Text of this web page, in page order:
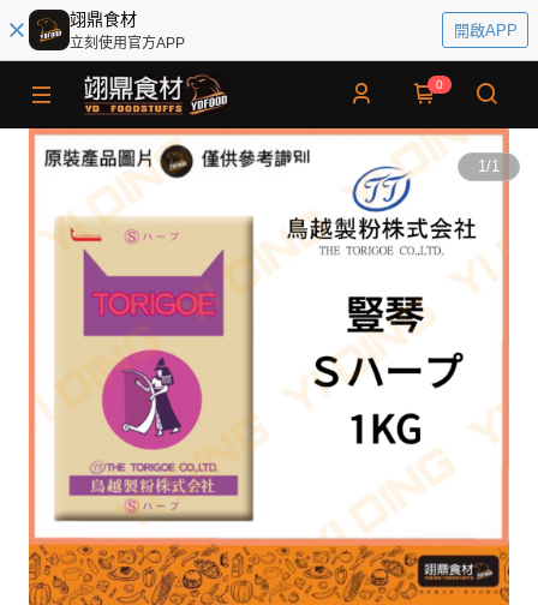
翊鼎食材
立刻使用官方APP
開啟APP
0
1/1